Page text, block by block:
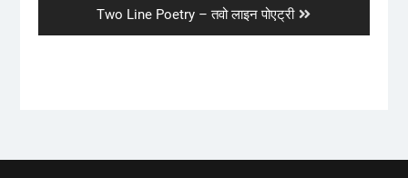
Next
post:
Two Line Poetry – तवो लाइन पोएट्री